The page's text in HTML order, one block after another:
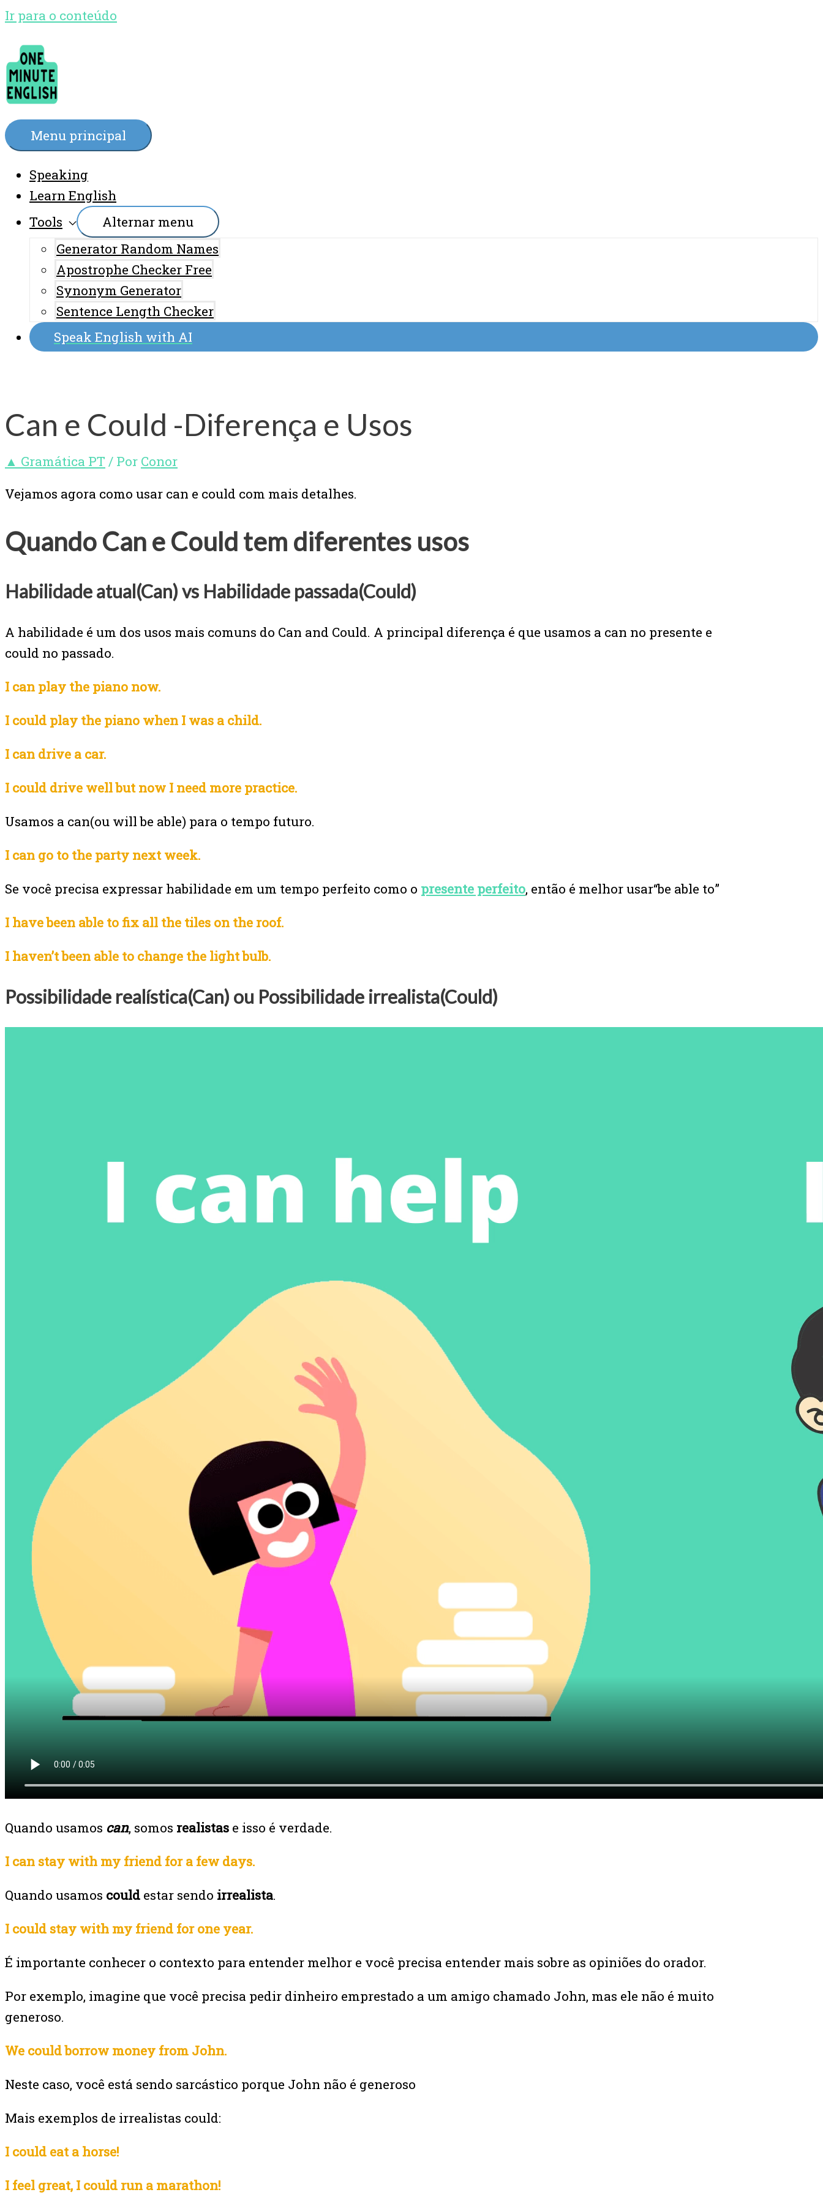
Ir para o conteúdo
Menu principal
Speaking
Learn English
Tools
Alternar menu
Generator Random Names
Apostrophe Checker Free
Synonym Generator
Sentence Length Checker
Speak English with AI
Can e Could -Diferença e Usos
▲ Gramática PT / Por Conor
Vejamos agora como usar can e could com mais detalhes.
Quando Can e Could tem diferentes usos
Habilidade atual(Can) vs Habilidade passada(Could)
A habilidade é um dos usos mais comuns do Can and Could. A principal diferença é que usamos a can no presente e
could no passado.
I can play the piano now.
I could play the piano when I was a child.
I can drive a car.
I could drive well but now I need more practice.
Usamos a can(ou will be able) para o tempo futuro.
I can go to the party next week.
Se você precisa expressar habilidade em um tempo perfeito como o presente perfeito, então é melhor usar“be able to”
I have been able to fix all the tiles on the roof.
I haven’t been able to change the light bulb.
Possibilidade realística(Can) ou Possibilidade irrealista(Could)
Quando usamos can, somos realistas e isso é verdade.
I can stay with my friend for a few days.
Quando usamos could estar sendo irrealista.
I could stay with my friend for one year.
É importante conhecer o contexto para entender melhor e você precisa entender mais sobre as opiniões do orador.
Por exemplo, imagine que você precisa pedir dinheiro emprestado a um amigo chamado John, mas ele não é muito
generoso.
We could borrow money from John.
Neste caso, você está sendo sarcástico porque John não é generoso
Mais exemplos de irrealistas could:
I could eat a horse!
I feel great, I could run a marathon!